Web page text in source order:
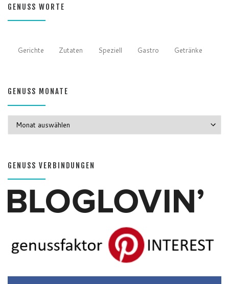
GENUSS WORTE
Gerichte Zutaten Speziell Gastro Getränke
GENUSS MONATE
GENUSS VERBINDUNGEN